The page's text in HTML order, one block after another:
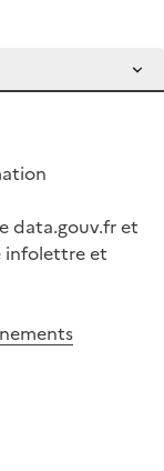
data.gouv.fr et
infolettre et